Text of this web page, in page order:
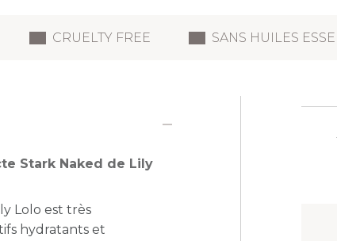
CRUELTY FREE SANS HUILES
Stark Naked de Lily
Lolo est très
hydratants et